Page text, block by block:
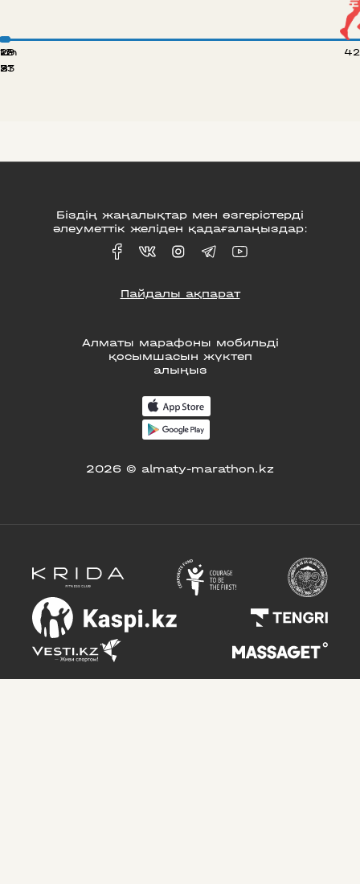
8
12
21
29
33
Алматы марафоны мобильді
қосымшасын жүктеп
алыңыз
2026 © almaty-marathon.kz
Біздің жаңалықтар мен өзгерістерді
әлеуметтік желіден қадағалаңыздар:
Пайдалы ақпарат